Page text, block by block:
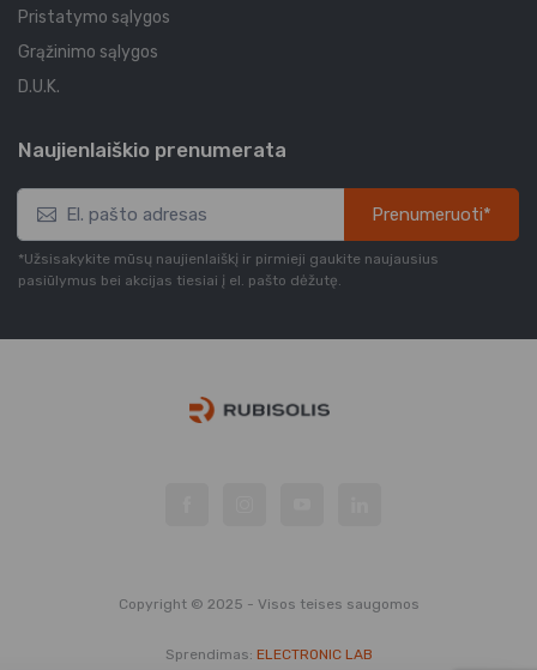
Pristatymo sąlygos
Grąžinimo sąlygos
D.U.K.
Naujienlaiškio prenumerata
Prenumeruoti*
*Užsisakykite mūsų naujienlaiškį ir pirmieji gaukite naujausius
pasiūlymus bei akcijas tiesiai į el. pašto dėžutę.
Copyright © 2025 - Visos teises saugomos
Sprendimas: ELECTRONIC LAB